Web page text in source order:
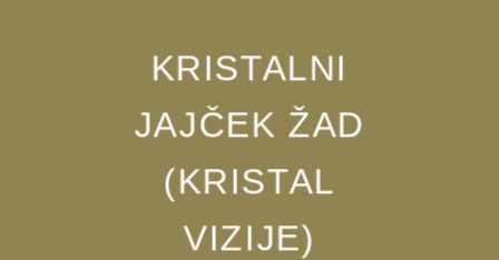
KRISTALNI
JAJČEK ŽAD
(KRISTAL
VIZIJE)